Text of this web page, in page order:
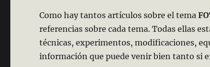
Como hay tantos artículos sobre el tema
referencias sobre cada tema. Todas ellas
técnicas, experimentos, modificaciones,
información que puede venir bien tanto si